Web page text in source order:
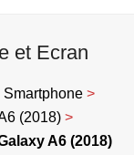
et Ecran
Smartphone>
(2018)>
A6 (2018)